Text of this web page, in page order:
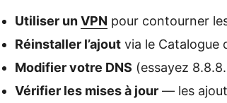
Utiliser unVPN pour contourner
Réinstaller l’ajout via le Catalogue
Modifier votre DNS (essayez
Vérifier les mises à jour — les